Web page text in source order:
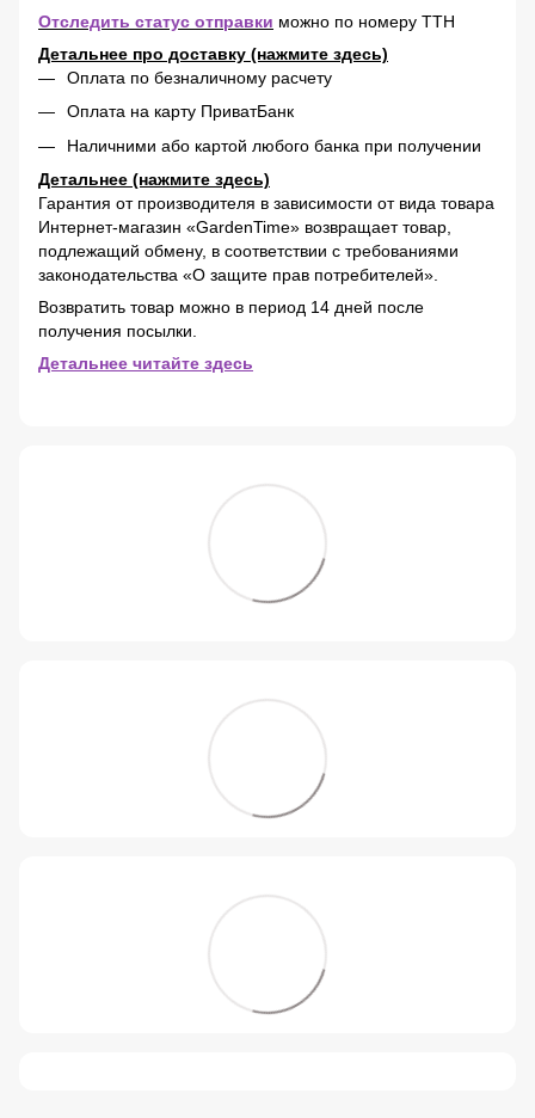
Отследить статус отправки можно по номеру ТТН
Детальнее про доставку (нажмите здесь)
Оплата по безналичному расчету
Оплата на карту ПриватБанк
Наличними або картой любого банка при получении
Детальнее (нажмите здесь)
Гарантия от производителя в зависимости от вида товара
Интернет-магазин «GardenTime» возвращает товар,
подлежащий обмену, в соответствии с требованиями
законодательства «О защите прав потребителей».
Возвратить товар можно в период 14 дней после
получения посылки.
Детальнее читайте здесь